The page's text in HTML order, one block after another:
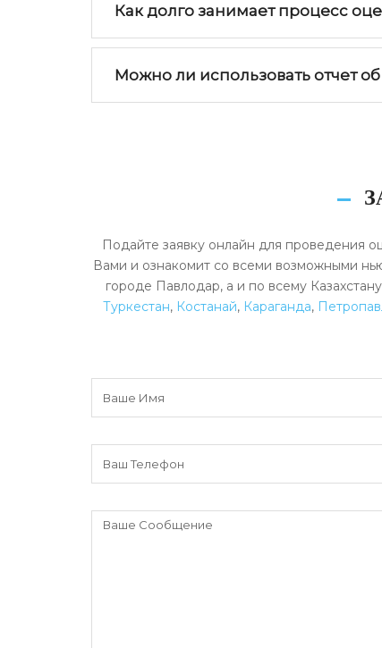
Как долго занимает процесс
Можно ли использовать отчет
Подайте заявку онлайн для проведения
Вами и ознакомит со всеми возможными
городе Павлодар, а и по всему
Туркестан, Костанай, Караганда,